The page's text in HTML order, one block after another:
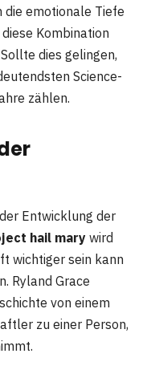
die emotionale Tiefe
Kombination
dies gelingen,
Science-
zählen.
Entwicklung der
hail mary wird
wichtiger sein kann
Ryland Grace
von einem
zu einer Person,